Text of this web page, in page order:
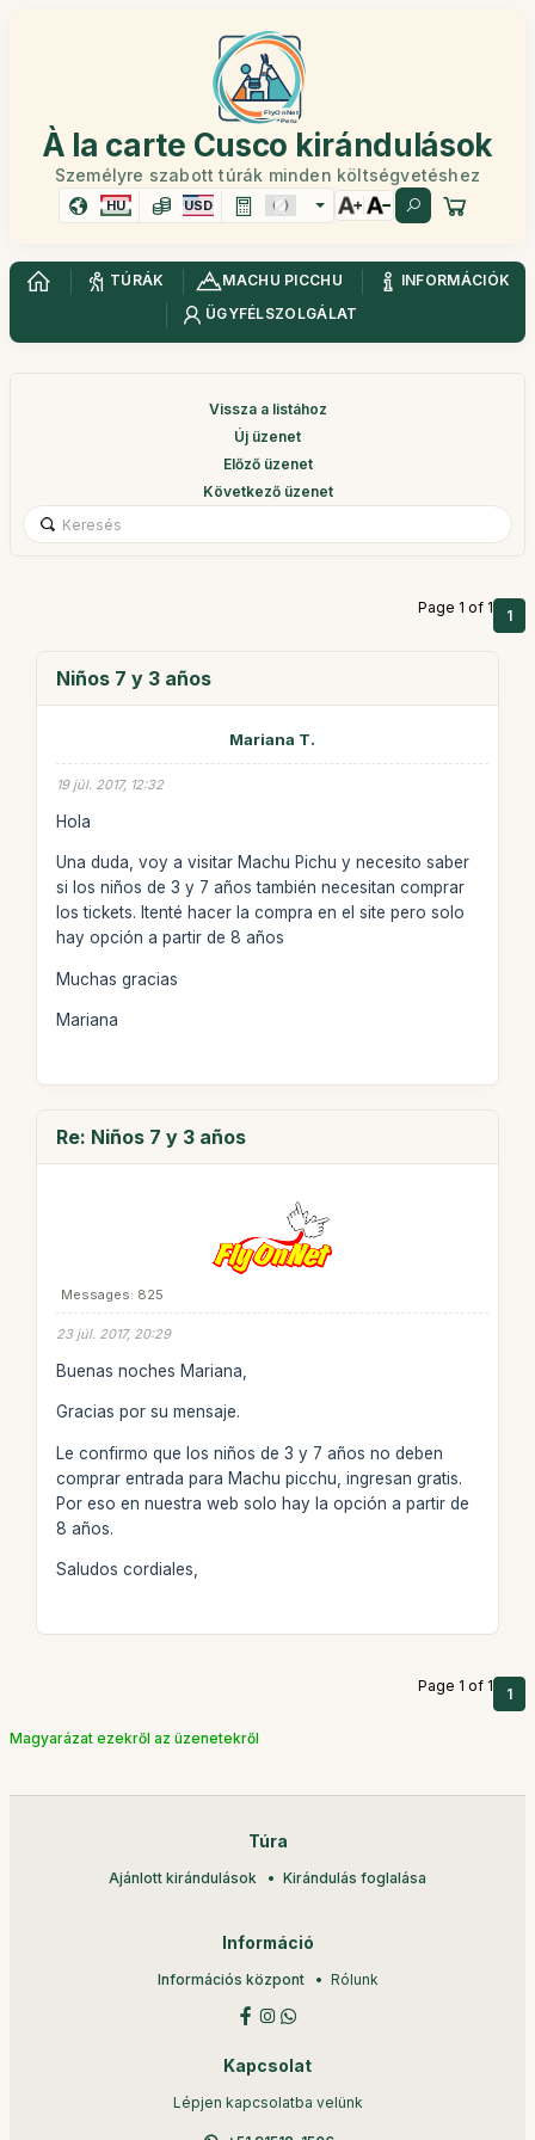
À la carte Cusco kirándulások
Személyre szabott túrák minden költségvetéshez
HU USD
TÚRÁK MACHU PICCHU
INFORMÁCIÓK
ÜGYFÉLSZOLGÁLAT
Vissza a listához
Új üzenet
Előző üzenet
Következő üzenet
Page 1 of 1 1
Niños 7 y 3 años
Mariana T.
19 júl. 2017, 12:32
Hola
Una duda, voy a visitar Machu Pichu y necesito saber
si los niños de 3 y 7 años también necesitan comprar
los tickets. Itenté hacer la compra en el site pero solo
hay opción a partir de 8 años
Muchas gracias
Mariana
Re: Niños 7 y 3 años
Messages: 825
23 júl. 2017, 20:29
Buenas noches Mariana,
Gracias por su mensaje.
Le confirmo que los niños de 3 y 7 años no deben
comprar entrada para Machu picchu, ingresan gratis.
Por eso en nuestra web solo hay la opción a partir de
8 años.
Saludos cordiales,
Page 1 of 1 1
Magyarázat ezekről az üzenetekről
Túra
Ajánlott kirándulások Kirándulás foglalása
Információ
Információs központ Rólunk
Kapcsolat
Lépjen kapcsolatba velünk